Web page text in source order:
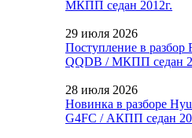
МКПП седан 2012г.
29 июля 2026
Поступление в разбор
QQDB / МКПП седан
28 июля 2026
Новинка в разборе
G4FC / АКПП седан